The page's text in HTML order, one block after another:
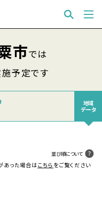
市では
予定です
地域
データ
並び順について
あった場合はこちら をご覧ください